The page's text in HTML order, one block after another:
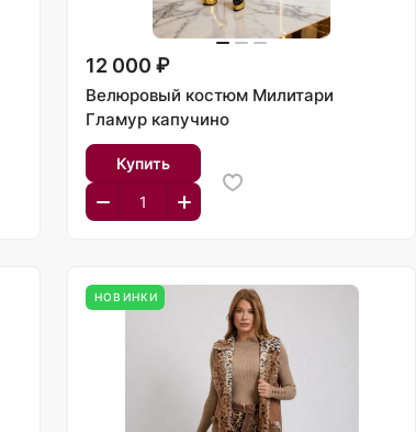
12 000 ₽
Велюровый костюм Милитари
Гламур капучино
Купить
НОВИНКИ